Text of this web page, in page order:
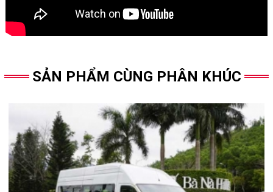
SẢN PHẨM CÙNG PHÂN KHÚC